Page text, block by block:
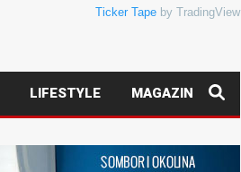
Ticker Tape by TradingView
LIFESTYLE MAGAZIN